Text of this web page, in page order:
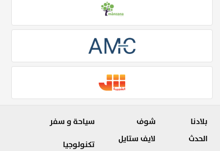
بلادنا
الحدث
شوف
لايف ستايل
سياحة و سفر
تكنولوجيا